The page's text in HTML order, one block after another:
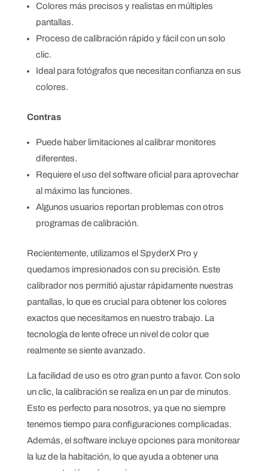
Colores más precisos y realistas en múltiples
pantallas.
Proceso de calibración rápido y fácil con un solo
clic.
Ideal para fotógrafos que necesitan confianza en sus
colores.
Contras
Puede haber limitaciones al calibrar monitores
diferentes.
Requiere el uso del software oficial para aprovechar
al máximo las funciones.
Algunos usuarios reportan problemas con otros
programas de calibración.
Recientemente, utilizamos el SpyderX Pro y
quedamos impresionados con su precisión. Este
calibrador nos permitió ajustar rápidamente nuestras
pantallas, lo que es crucial para obtener los colores
exactos que necesitamos en nuestro trabajo. La
tecnología de lente ofrece un nivel de color que
realmente se siente avanzado.
La facilidad de uso es otro gran punto a favor. Con solo
un clic, la calibración se realiza en un par de minutos.
Esto es perfecto para nosotros, ya que no siempre
tenemos tiempo para configuraciones complicadas.
Además, el software incluye opciones para monitorear
la luz de la habitación, lo que ayuda a obtener una